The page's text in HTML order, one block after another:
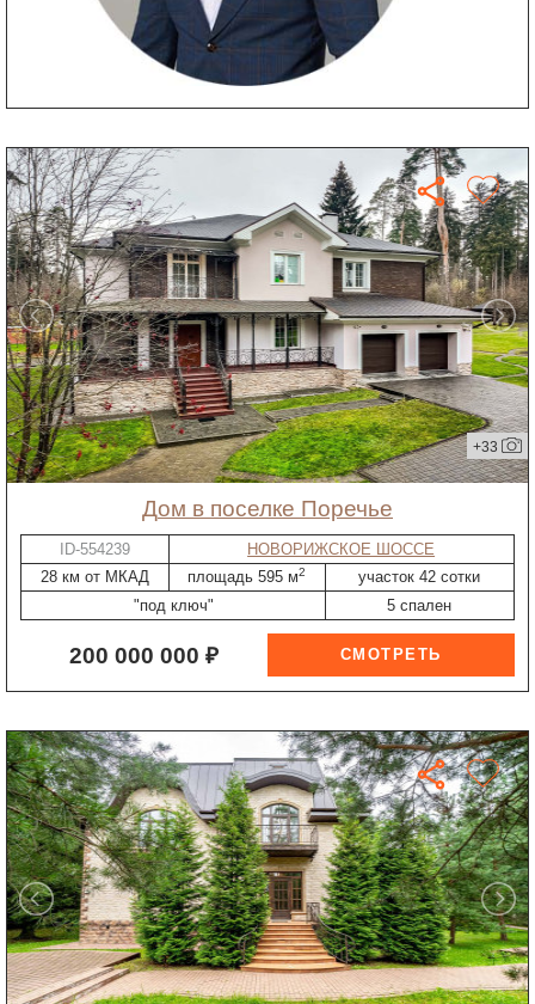
+33
дом в поселке Поречье
ID-554239
НОВОРИЖСКОЕ ШОССЕ
28 км от МКАД
площадь 595 м2
участок 42 сотки
"под ключ"
5 спален
200 000 000 ₽